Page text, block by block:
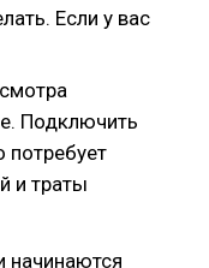
Если у вас
Подключить
потребует
и траты
начинаются